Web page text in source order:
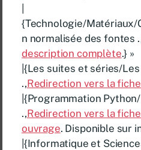
{Technologie/
n normalisée des fontes
description complète.} »
|{Les suites et séries/
.,Redirection vers la
|{Programmation
.,Redirection vers la
ouvrage. Disponible sur
|{Informatique et